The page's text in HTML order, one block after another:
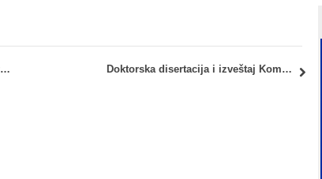
Konsultacije kod van.prof. mr Milorada Mladenovića – Januarski ispitni rok Doktorska disertacija i izveštaj Komisije: kandidat Jelena Mitrović, dipl. inž. arh.